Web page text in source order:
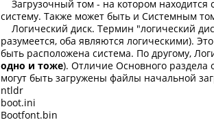
Загрузочный том - на котором находится
систему. Также может быть и Системным
Логический диск. Термин "логический
разумеется, оба являются логическими).
быть расположена система. По другому,
одно и тоже). Отличие Основного раздела
могут быть загружены файлы начальной
ntldr
boot.ini
Bootfont.bin